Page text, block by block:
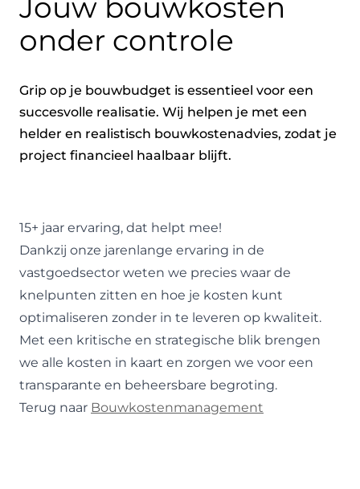
Jouw bouwkosten
onder controle
Grip op je bouwbudget is essentieel voor een
succesvolle realisatie. Wij helpen je met een
helder en realistisch bouwkostenadvies, zodat je
project financieel haalbaar blijft.
15+ jaar ervaring, dat helpt mee!
Dankzij onze jarenlange ervaring in de
vastgoedsector weten we precies waar de
knelpunten zitten en hoe je kosten kunt
optimaliseren zonder in te leveren op kwaliteit.
Met een kritische en strategische blik brengen
we alle kosten in kaart en zorgen we voor een
transparante en beheersbare begroting.
Terug naar Bouwkostenmanagement